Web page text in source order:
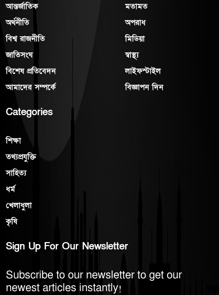
আন্তর্জাতিক
অর্থনীতি
বিশ্ব রাজনীতি
জাতিসংঘ
বিশেষ প্রতিবেদন
আমাদের সম্পর্কে
মতামত
অপরাধ
মিডিয়া
স্বাস্থ্য
লাইফস্টাইল
বিজ্ঞাপন দিন
Categories
শিক্ষা
তথ্যপ্রযুক্তি
সাহিত্য
ধর্ম
খেলাধুলা
কৃষি
Sign Up For Our Newsletter
Subscribe to our newsletter to get our
newest articles instantly!